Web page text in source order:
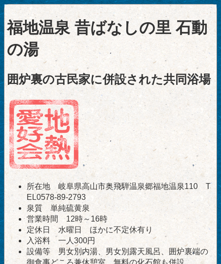
福地温泉 昔ばなしの里 石動
の湯
囲炉裏の古民家に併設された共同浴場
所在地 岐阜県高山市奥飛騨温泉郷福地温泉110 T
EL0578-89-2793
泉質 単純硫黄泉
営業時間 12時～16時
定休日 水曜日 ほかに不定休有り
入浴料 一人300円
設備等 男女別内湯、男女別露天風呂、囲炉裏端の
御食事どころ兼休憩室、無料の化石館も併設